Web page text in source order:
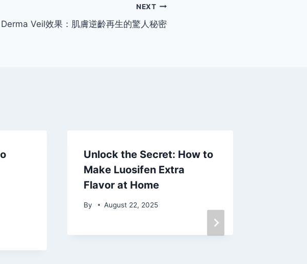
NEXT
Derma Veil效果：肌膚逆齡再生的驚人秘密
Unlock the Secret: How to
Make Luosifen Extra
Flavor at Home
By August 22, 2025